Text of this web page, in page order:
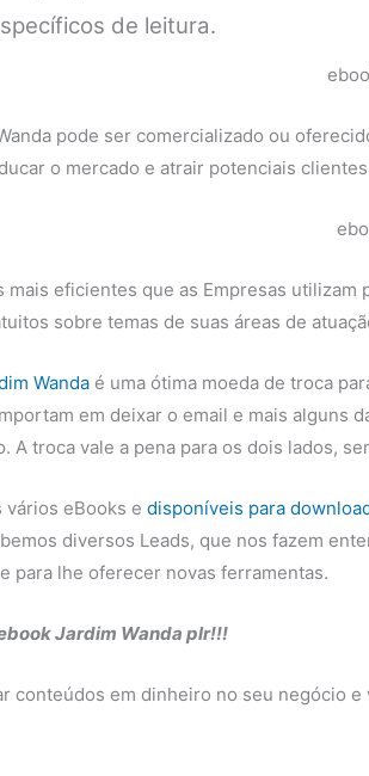
de leitura.
pode ser comercializado ou
o mercado e atrair potenciais
mais eficientes que as Empresas
sobre temas de suas áreas de
Wanda é uma ótima moeda de troca
em deixar o email e mais alguns
A troca vale a pena para os dois lados,
vários eBooks e disponíveis para
diversos Leads, que nos fazem
para lhe oferecer novas ferramentas.
Jardim Wanda plr!!!
conteúdos em dinheiro no seu negócio